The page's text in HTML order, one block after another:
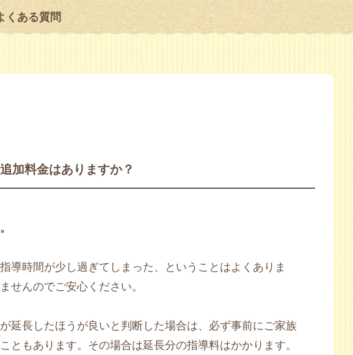
くある質問
加料金はありますか？
導時間が少し過ぎてしまった、ということはよくありま
せんのでご安心ください。
延長したほうが良いと判断した場合は、必ず事前にご家族
ともあります。その場合は延長分の指導料はかかります。